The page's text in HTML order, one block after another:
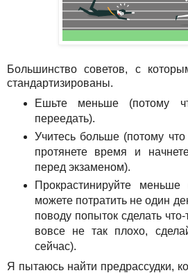
Большинство советов, с
стандартизированы.
Ешьте меньше (потому
переедать).
Учитесь больше (потому
протянете время и
перед экзаменом).
Прокрастинируйте
можете потратить не один
поводу попыток сделать
вовсе не так плохо,
сейчас).
Я пытаюсь найти предрассудки,